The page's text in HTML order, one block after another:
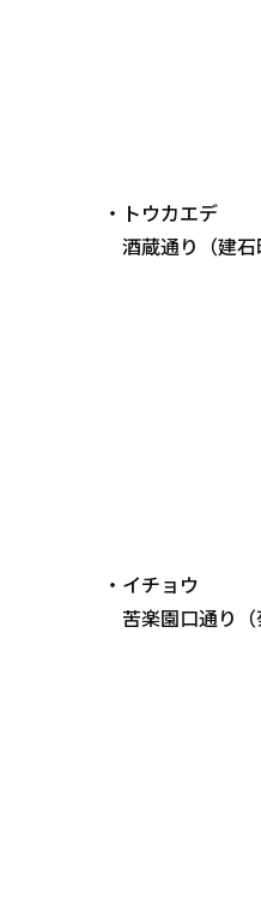
・トウカエデ
酒蔵通り（建石
・イチョウ
苦楽園口通り（